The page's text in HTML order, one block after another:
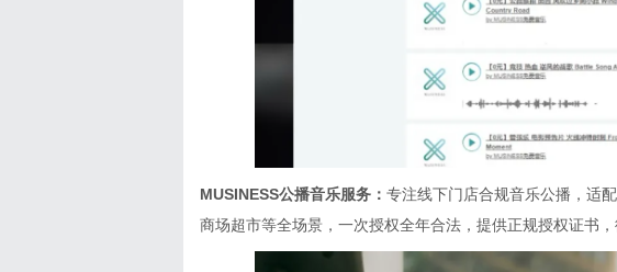
MUSINESS公播音乐服务： 专注线下门店合规音乐公播，适
商场超市等全场景，一次授权全年合法，提供正规授权证书，